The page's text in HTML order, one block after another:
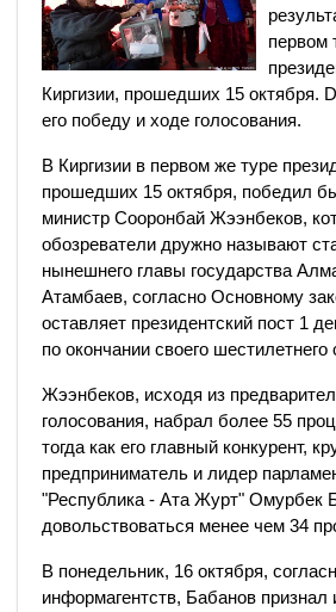
первом
Киргизии, прошедших 15 октября.
его победу и ходе голосования.
В Киргизии в первом же туре
прошедших 15 октября, победил
министр Сооронбай Жээнбеков,
обозреватели дружно называют
нынешнего главы государства
Атамбаев, согласно Основному
оставляет президентский пост 1
по окончании своего шестилетнего
Жээнбеков, исходя из
голосования, набрал более 55
тогда как его главный конкурент,
предприниматель и лидер
"Республика - Ата Журт" Омурбек
довольствоваться менее чем 34
В понедельник, 16 октября,
информагентств, Бабанов признал